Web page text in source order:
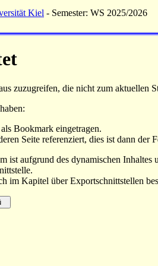
Kiel - Semester: WS 2025/2026
zuzugreifen, die nicht zum aktuellen
Bookmark eingetragen.
Seite referenziert, dies ist dann der
ist aufgrund des dynamischen
im Kapitel über Exportschnittstellen